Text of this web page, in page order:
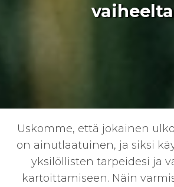
vaiheelta
Uskomme, että jokainen
on ainutlaatuinen, ja siksi
yksilöllisten tarpeidesi ja
kartoittamiseen. Näin